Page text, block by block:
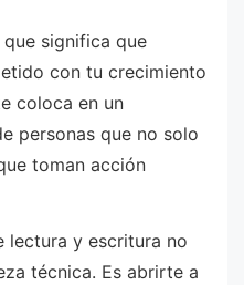
significa que
con tu crecimiento
coloca en un
personas que no solo
toman acción
lectura y escritura no
técnica. Es abrirte a